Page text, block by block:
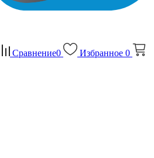
Сравнение0 Избранное 0